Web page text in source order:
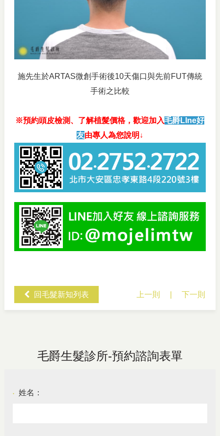
施先生於ARTAS微創手術後10天傷口與先前FUT傳統
手術之比較
※預約頭皮檢測、了解植髮價格，歡迎加入毛爵LIne好
友由專人為您說明↓
回毛髮新知列表 上一則 下一則
毛爵生髮診所-預約諮詢表單
● 姓名：